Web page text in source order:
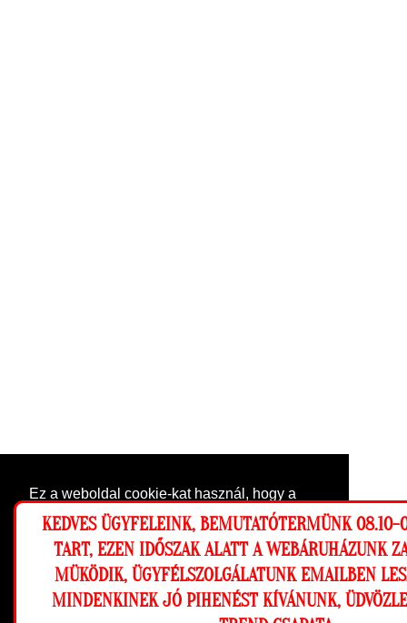
Ez a weboldal cookie-kat használ, hogy a
lehető legjobb élményt nyújtsa honlapunkon.
Beállítások
Elutasítom Engedélyezem
KEDVES ÜGYFELEINK, BEMUTATÓTERMÜNK
TART, EZEN IDŐSZAK ALATT A WEBÁRUHÁZUNK
MÜKÖDIK, ÜGYFÉLSZOLGÁLATUNK EMAILBEN
MINDENKINEK JÓ PIHENÉST KÍVÁNUNK,